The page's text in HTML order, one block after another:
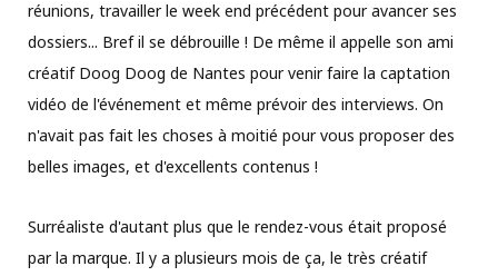
réunions, travailler le week end précédent pour avancer ses
dossiers... Bref il se débrouille ! De même il appelle son ami
créatif Doog Doog de Nantes pour venir faire la captation
vidéo de l'événement et même prévoir des interviews. On
n'avait pas fait les choses à moitié pour vous proposer des
belles images, et d'excellents contenus !
Surréaliste d'autant plus que le rendez-vous était proposé
par la marque. Il y a plusieurs mois de ça, le très créatif